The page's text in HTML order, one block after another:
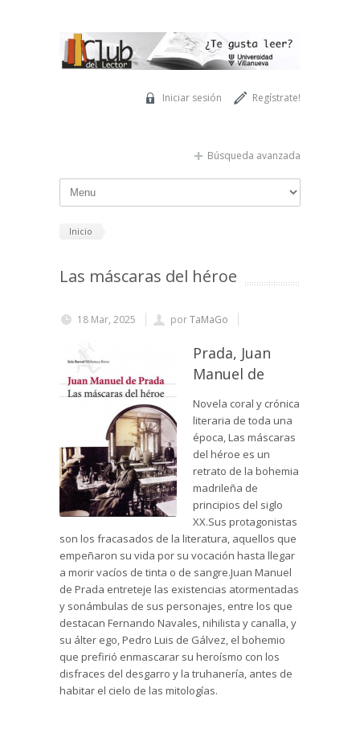
Regístrate!
Iniciar sesión
Búsqueda avanzada
Inicio
Las máscaras del héroe
18 Mar, 2025 porTaMaGo
Prada, Juan
Manuel de
Novela coral y crónica
literaria de toda una
época, Las máscaras
del héroe es un
retrato de la bohemia
madrileña de
principios del siglo
XX.Sus protagonistas
son los fracasados de la literatura, aquellos que
empeñaron su vida por su vocación hasta llegar
a morir vacíos de tinta o de sangre.Juan Manuel
de Prada entreteje las existencias atormentadas
y sonámbulas de sus personajes, entre los que
destacan Fernando Navales, nihilista y canalla, y
su álter ego, Pedro Luis de Gálvez, el bohemio
que prefirió enmascarar su heroísmo con los
disfraces del desgarro y la truhanería, antes de
habitar el cielo de las mitologías.